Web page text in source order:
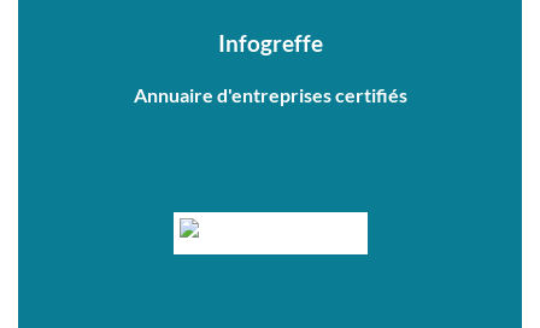
Infogreffe
Annuaire d'entreprises certifiés